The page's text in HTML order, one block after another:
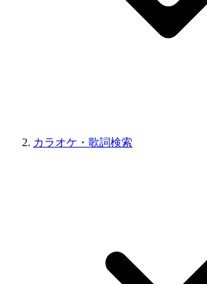
カラオケ・歌詞検索